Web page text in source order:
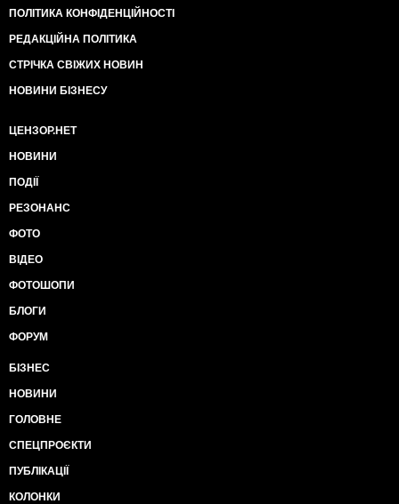
ПОЛІТИКА КОНФІДЕНЦІЙНОСТІ
РЕДАКЦІЙНА ПОЛІТИКА
СТРІЧКА СВІЖИХ НОВИН
НОВИНИ БІЗНЕСУ
ЦЕНЗОР.НЕТ
НОВИНИ
ПОДІЇ
РЕЗОНАНС
ФОТО
ВІДЕО
ФОТОШОПИ
БЛОГИ
ФОРУМ
БІЗНЕС
НОВИНИ
ГОЛОВНЕ
СПЕЦПРОЄКТИ
ПУБЛІКАЦІЇ
КОЛОНКИ